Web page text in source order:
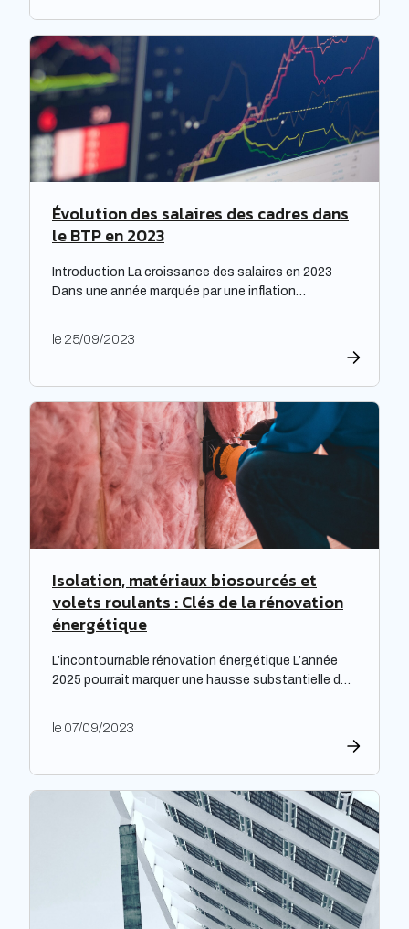
étude prospective réalisée par la Banque des
territoires met en lumière les enjeux majeurs […]
Évolution des salaires des cadres dans
le BTP en 2023
Introduction La croissance des salaires en 2023
Dans une année marquée par une inflation
une inflation hors-norme, les entreprises ont mis la
Expectra dans son 21ème baromètre, évoquant une
progression […]
le 25/09/2023
Isolation, matériaux biosourcés et
volets roulants : Clés de la rénovation
énergétique
L’incontournable rénovation énergétique L’année
2025 pourrait marquer une hausse substantielle des
deviennent alors essentiels pour les propriétaires
tarifs de l’électricité. Cette initiative est
particulièrement cruciale pour les logements
qualifiés de passoires thermiques, qui connaissent
d’importants […]
le 07/09/2023